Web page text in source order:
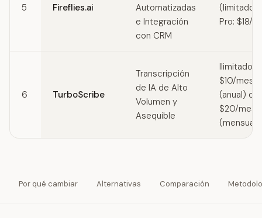
5 Fireflies.ai
Automatizadas
e Integración
con CRM
(limitado)
Pro: $18/
6 TurboScribe
Transcripción
de IA de Alto
Volumen y
Asequible
Ilimitado:
$10/mes
(anual) o
$20/mes
(mensual)
Por qué cambiar Alternativas Comparación